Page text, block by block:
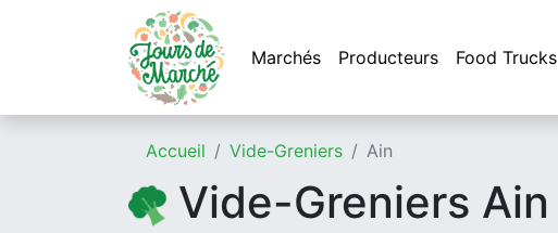
Marchés Producteurs Food Trucks
Accueil Vide-Greniers Ain
Vide-Greniers Ain